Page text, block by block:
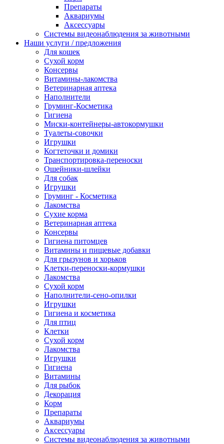
Препараты
Аквариумы
Аксессуары
Cистемы видеонаблюдения за животными
Наши услуги / предложения
Для кошек
Сухой корм
Консервы
Витамины-лакомства
Ветеринарная аптека
Наполнители
Груминг-Косметика
Гигиена
Миски-контейнеры-автокормушки
Туалеты-совочки
Игрушки
Когтеточки и домики
Транспортировка-переноски
Ошейники-шлейки
Для собак
Игрушки
Груминг - Косметика
Лакомства
Сухие корма
Ветеринарная аптека
Консервы
Гигиена питомцев
Витамины и пищевые добавки
Для грызунов и хорьков
Клетки-переноски-кормушки
Лакомства
Сухой корм
Наполнители-сено-опилки
Игрушки
Гигиена и косметика
Для птиц
Клетки
Сухой корм
Лакомства
Игрушки
Гигиена
Витамины
Для рыбок
Декорация
Корм
Препараты
Аквариумы
Аксессуары
Cистемы видеонаблюдения за животными